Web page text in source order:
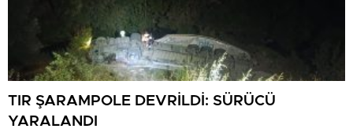
TIR ŞARAMPOLE DEVRİLDİ: SÜRÜCÜ
YARALANDI